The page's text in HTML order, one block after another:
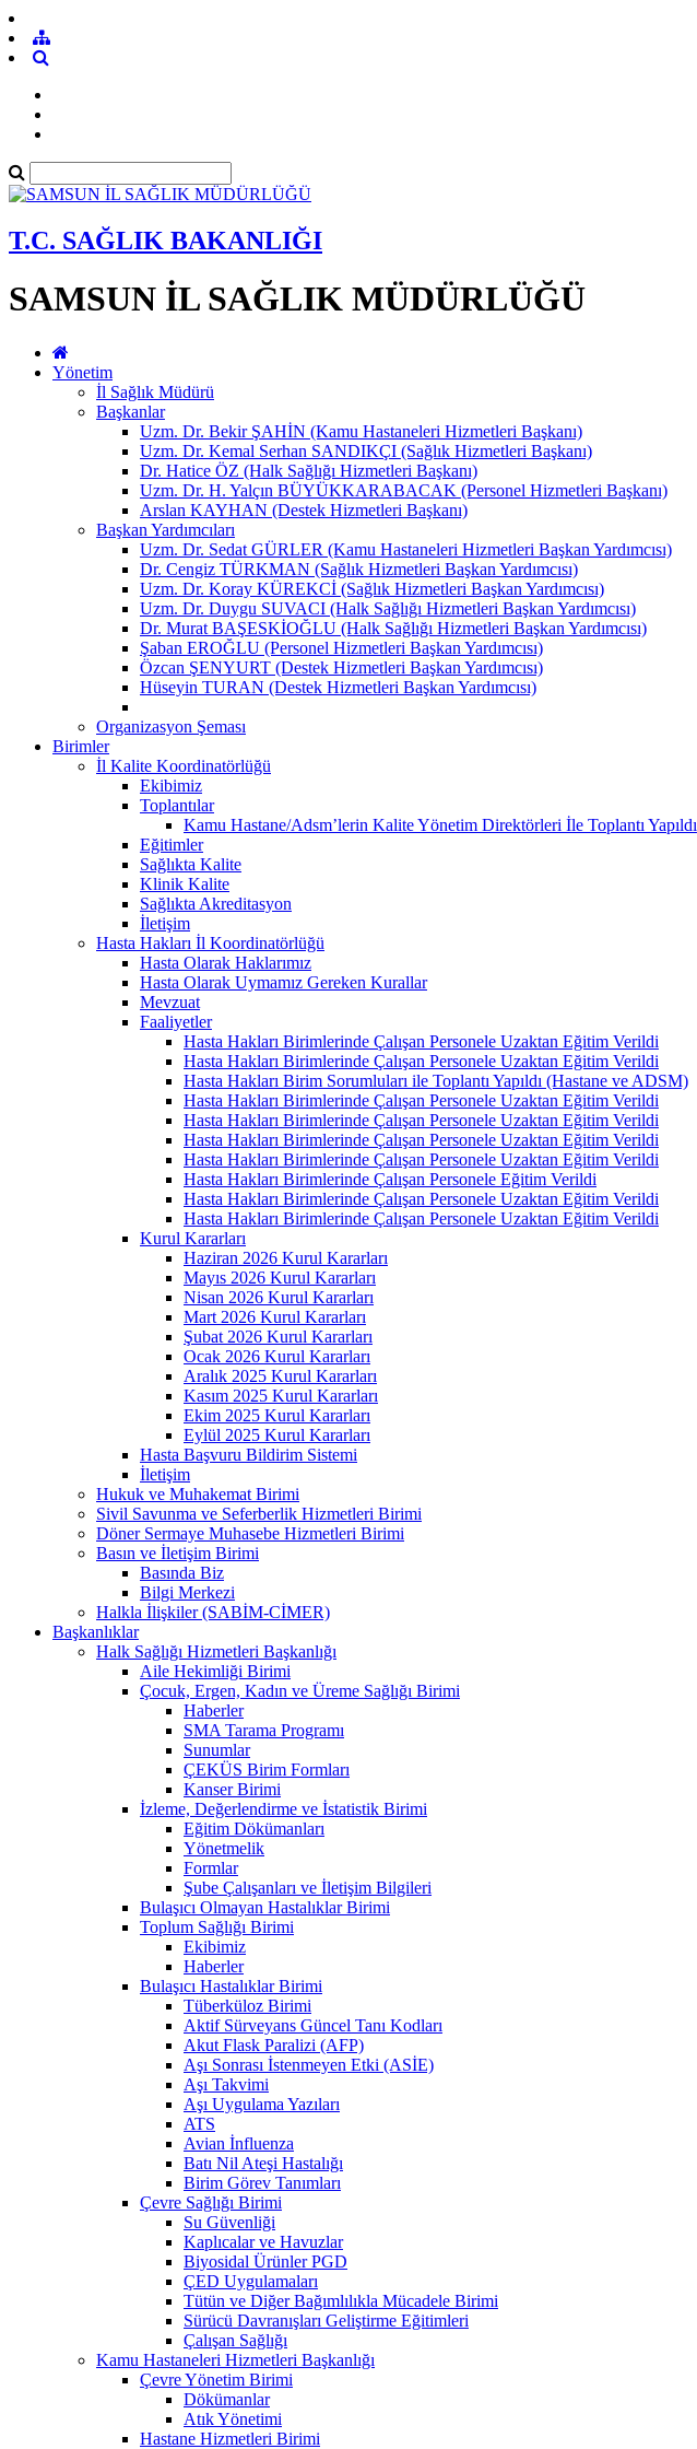
T.C. SAĞLIK BAKANLIĞI
SAMSUN İL SAĞLIK MÜDÜRLÜĞÜ
Yönetim
İl Sağlık Müdürü
Başkanlar
Uzm. Dr. Bekir ŞAHİN (Kamu Hastaneleri Hizmetleri Başkanı)
Uzm. Dr. Kemal Serhan SANDIKÇI (Sağlık Hizmetleri Başkanı)
Dr. Hatice ÖZ (Halk Sağlığı Hizmetleri Başkanı)
Uzm. Dr. H. Yalçın BÜYÜKKARABACAK (Personel Hizmetleri Başkanı)
Arslan KAYHAN (Destek Hizmetleri Başkanı)
Başkan Yardımcıları
Uzm. Dr. Sedat GÜRLER (Kamu Hastaneleri Hizmetleri Başkan Yardımcısı)
Dr. Cengiz TÜRKMAN (Sağlık Hizmetleri Başkan Yardımcısı)
Uzm. Dr. Koray KÜREKCİ (Sağlık Hizmetleri Başkan Yardımcısı)
Uzm. Dr. Duygu SUVACI (Halk Sağlığı Hizmetleri Başkan Yardımcısı)
Dr. Murat BAŞESKİOĞLU (Halk Sağlığı Hizmetleri Başkan Yardımcısı)
Şaban EROĞLU (Personel Hizmetleri Başkan Yardımcısı)
Özcan ŞENYURT (Destek Hizmetleri Başkan Yardımcısı)
Hüseyin TURAN (Destek Hizmetleri Başkan Yardımcısı)
Organizasyon Şeması
Birimler
İl Kalite Koordinatörlüğü
Ekibimiz
Toplantılar
Kamu Hastane/Adsm’lerin Kalite Yönetim Direktörleri İle Toplantı Yapıldı
Eğitimler
Sağlıkta Kalite
Klinik Kalite
Sağlıkta Akreditasyon
İletişim
Hasta Hakları İl Koordinatörlüğü
Hasta Olarak Haklarımız
Hasta Olarak Uymamız Gereken Kurallar
Mevzuat
Faaliyetler
Hasta Hakları Birimlerinde Çalışan Personele Uzaktan Eğitim Verildi
Hasta Hakları Birimlerinde Çalışan Personele Uzaktan Eğitim Verildi
Hasta Hakları Birim Sorumluları ile Toplantı Yapıldı (Hastane ve ADSM)
Hasta Hakları Birimlerinde Çalışan Personele Uzaktan Eğitim Verildi
Hasta Hakları Birimlerinde Çalışan Personele Uzaktan Eğitim Verildi
Hasta Hakları Birimlerinde Çalışan Personele Uzaktan Eğitim Verildi
Hasta Hakları Birimlerinde Çalışan Personele Uzaktan Eğitim Verildi
Hasta Hakları Birimlerinde Çalışan Personele Eğitim Verildi
Hasta Hakları Birimlerinde Çalışan Personele Uzaktan Eğitim Verildi
Hasta Hakları Birimlerinde Çalışan Personele Uzaktan Eğitim Verildi
Kurul Kararları
Haziran 2026 Kurul Kararları
Mayıs 2026 Kurul Kararları
Nisan 2026 Kurul Kararları
Mart 2026 Kurul Kararları
Şubat 2026 Kurul Kararları
Ocak 2026 Kurul Kararları
Aralık 2025 Kurul Kararları
Kasım 2025 Kurul Kararları
Ekim 2025 Kurul Kararları
Eylül 2025 Kurul Kararları
Hasta Başvuru Bildirim Sistemi
İletişim
Hukuk ve Muhakemat Birimi
Sivil Savunma ve Seferberlik Hizmetleri Birimi
Döner Sermaye Muhasebe Hizmetleri Birimi
Basın ve İletişim Birimi
Basında Biz
Bilgi Merkezi
Halkla İlişkiler (SABİM-CİMER)
Başkanlıklar
Halk Sağlığı Hizmetleri Başkanlığı
Aile Hekimliği Birimi
Çocuk, Ergen, Kadın ve Üreme Sağlığı Birimi
Haberler
SMA Tarama Programı
Sunumlar
ÇEKÜS Birim Formları
Kanser Birimi
İzleme, Değerlendirme ve İstatistik Birimi
Eğitim Dökümanları
Yönetmelik
Formlar
Şube Çalışanları ve İletişim Bilgileri
Bulaşıcı Olmayan Hastalıklar Birimi
Toplum Sağlığı Birimi
Ekibimiz
Haberler
Bulaşıcı Hastalıklar Birimi
Tüberküloz Birimi
Aktif Sürveyans Güncel Tanı Kodları
Akut Flask Paralizi (AFP)
Aşı Sonrası İstenmeyen Etki (ASİE)
Aşı Takvimi
Aşı Uygulama Yazıları
ATS
Avian İnfluenza
Batı Nil Ateşi Hastalığı
Birim Görev Tanımları
Çevre Sağlığı Birimi
Su Güvenliği
Kaplıcalar ve Havuzlar
Biyosidal Ürünler PGD
ÇED Uygulamaları
Tütün ve Diğer Bağımlılıkla Mücadele Birimi
Sürücü Davranışları Geliştirme Eğitimleri
Çalışan Sağlığı
Kamu Hastaneleri Hizmetleri Başkanlığı
Çevre Yönetim Birimi
Dökümanlar
Atık Yönetimi
Hastane Hizmetleri Birimi